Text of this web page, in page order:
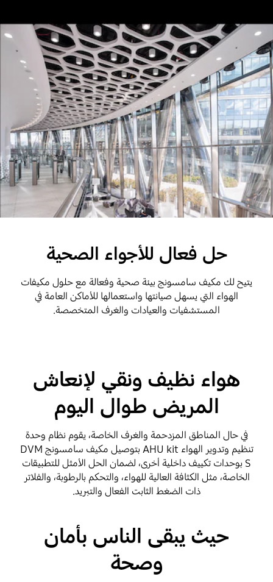
حل فعال للأجواء الصحية
يتيح لك مكيف سامسونج بيئة صحية وفعالة مع حلول مكيفات
الهواء التي يسهل صيانتها واستعمالها للأماكن العامة في
المستشفيات والعيادات والغرف المتخصصة.
هواء نظيف ونقي لإنعاش
المريض طوال اليوم
في حال المناطق المزدحمة والغرف الخاصة، يقوم نظام وحدة
تنظيم وتدوير الهواء AHU kit بتوصيل مكيف سامسونج DVM
S بوحدات تكييف داخلية أخرى، لضمان الحل الأمثل للتطبيقات
الخاصة، مثل الكثافة العالية للهواء، والتحكم بالرطوبة، والفلاتر
ذات الضغط الثابت الفعال والتبريد.
حيث يبقى الناس بأمان
وصحة